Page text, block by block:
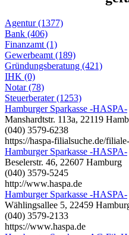
Agentur (1377)
Bank (406)
Finanzamt (1)
Gewerbeamt (189)
Gründungsberatung (421)
IHK (0)
Notar (78)
Steuerberater (1253)
Hamburger Sparkasse -HASPA-
Manshardtstr. 113a, 22119
(040) 3579-6238
https://haspa-filialsuche.de/
Hamburger Sparkasse -HASPA-
Beselerstr. 46, 22607 Hamburg
(040) 3579-5245
http://www.haspa.de
Hamburger Sparkasse -HASPA-
Wählingsallee 5, 22459
(040) 3579-2133
https://www.haspa.de